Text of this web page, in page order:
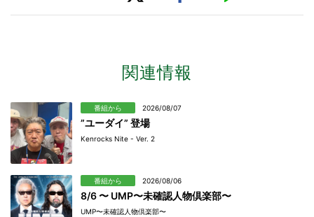
関連情報
番組から 2026/08/07
”ユーダイ” 登場
Kenrocks Nite - Ver. 2
番組から 2026/08/06
8/6 〜 UMP〜未確認人物倶楽部〜
UMP〜未確認人物倶楽部〜